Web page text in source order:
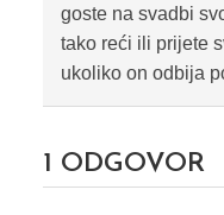
goste na svadbi
tako reći ili prijete
ukoliko on odbija
1 ODGOVOR